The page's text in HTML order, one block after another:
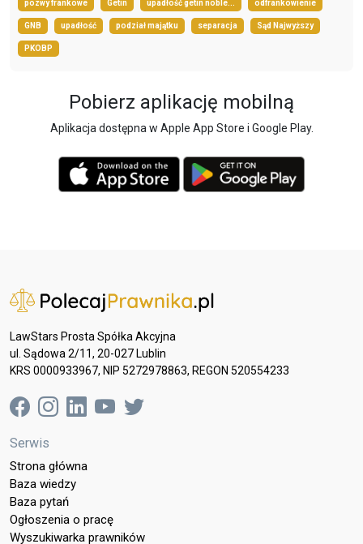
pozwy frankowe Getin upadłość getin noble... odfrankowienie
GNB upadłość podział majątku separacja Sąd Najwyższy
PKOBP
Pobierz aplikację mobilną
Aplikacja dostępna w Apple App Store i Google Play.
LawStars Prosta Spółka Akcyjna
ul. Sądowa 2/11, 20-027 Lublin
KRS 0000933967, NIP 5272978863, REGON 520554233
Serwis
Strona główna
Baza wiedzy
Baza pytań
Ogłoszenia o pracę
Wyszukiwarka prawników